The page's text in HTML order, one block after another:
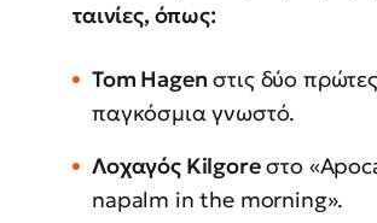
ταινίες, όπως:
Tom Hagen στις δύο
παγκόσμια γνωστό.
Λοχαγός Kilgoreστο
napalm in the morning».